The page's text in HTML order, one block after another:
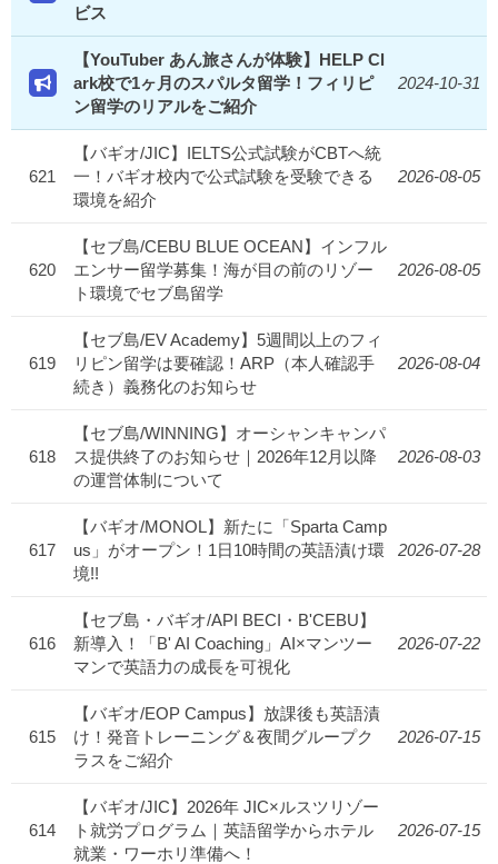
ビス
【YouTuber あん旅さんが体験】HELP Cl
ark校で1ヶ月のスパルタ留学！フィリピ
ン留学のリアルをご紹介
2024-10-31
621
【バギオ/JIC】IELTS公式試験がCBTへ統
一！バギオ校内で公式試験を受験できる
環境を紹介
2026-08-05
620
【セブ島/CEBU BLUE OCEAN】インフル
エンサー留学募集！海が目の前のリゾー
ト環境でセブ島留学
2026-08-05
619
【セブ島/EV Academy】5週間以上のフィ
リピン留学は要確認！ARP（本人確認手
続き）義務化のお知らせ
2026-08-04
618
【セブ島/WINNING】オーシャンキャンパ
ス提供終了のお知らせ｜2026年12月以降
の運営体制について
2026-08-03
617
【バギオ/MONOL】新たに「Sparta Camp
us」がオープン！1日10時間の英語漬け環
境!!
2026-07-28
616
【セブ島・バギオ/API BECI・B'CEBU】
新導入！「B' AI Coaching」AI×マンツー
マンで英語力の成長を可視化
2026-07-22
615
【バギオ/EOP Campus】放課後も英語漬
け！発音トレーニング＆夜間グループク
ラスをご紹介
2026-07-15
614
【バギオ/JIC】2026年 JIC×ルスツリゾー
ト就労プログラム｜英語留学からホテル
就業・ワーホリ準備へ！
2026-07-15